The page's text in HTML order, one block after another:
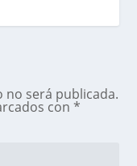
será publicada.
con*